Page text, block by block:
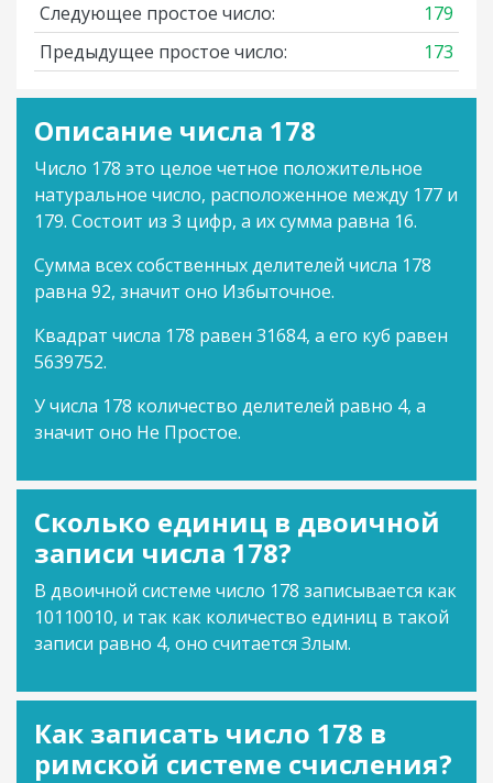
Следующее простое число:
179
Предыдущее простое число:
173
Описание числа 178
Число 178 это целое четное положительное
натуральное число, расположенное между 177 и
179. Состоит из 3 цифр, а их сумма равна 16.
Сумма всех собственных делителей числа 178
равна 92, значит оно Избыточное.
Квадрат числа 178 равен 31684, а его куб равен
5639752.
У числа 178 количество делителей равно 4, а
значит оно Не Простое.
Сколько единиц в двоичной
записи числа 178?
В двоичной системе число 178 записывается как
10110010, и так как количество единиц в такой
записи равно 4, оно считается Злым.
Как записать число 178 в
римской системе счисления?